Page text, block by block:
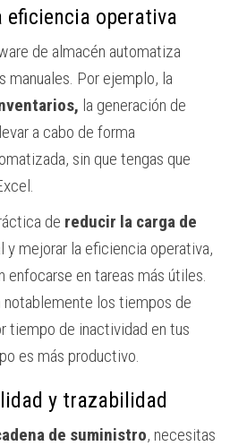
eficiencia operativa
de almacén automatiza
manuales. Por ejemplo, la
la generación de
a cabo de forma
sin que tengas que
de reducir la carga de
y mejorar la eficiencia operativa,
enfocarse en tareas más útiles.
notablemente los tiempos de
tiempo de inactividad en tus
es más productivo.
y trazabilidad
de suministro, necesitas